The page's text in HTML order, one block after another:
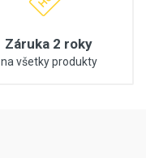
Záruka 2 roky
na všetky produkty